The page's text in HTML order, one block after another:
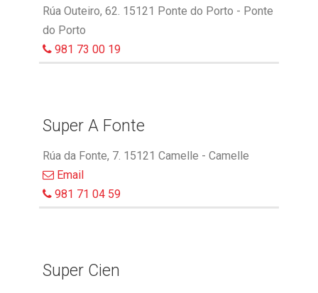
Rúa Outeiro, 62. 15121 Ponte do Porto - Ponte
do Porto
981 73 00 19
Super A Fonte
Rúa da Fonte, 7. 15121 Camelle - Camelle
Email
981 71 04 59
Super Cien